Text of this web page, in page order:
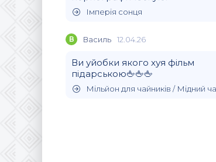
Імперія сонця
В Василь 12.04.26
Ви уйобки якого хуя фільм
підарською🖕🖕🖕
Мільйон для чайників / Мідний